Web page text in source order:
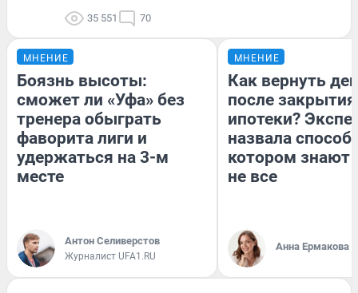
35 551 70
МНЕНИЕ
Боязнь высоты:
сможет ли «Уфа» без
тренера обыграть
фаворита лиги и
удержаться на 3-м
месте
Антон Селиверстов
Журналист UFA1.RU
МНЕНИЕ
Как вернуть
после закрытия
ипотеки?
назвала
котором знают
не все
Анна Ермакова